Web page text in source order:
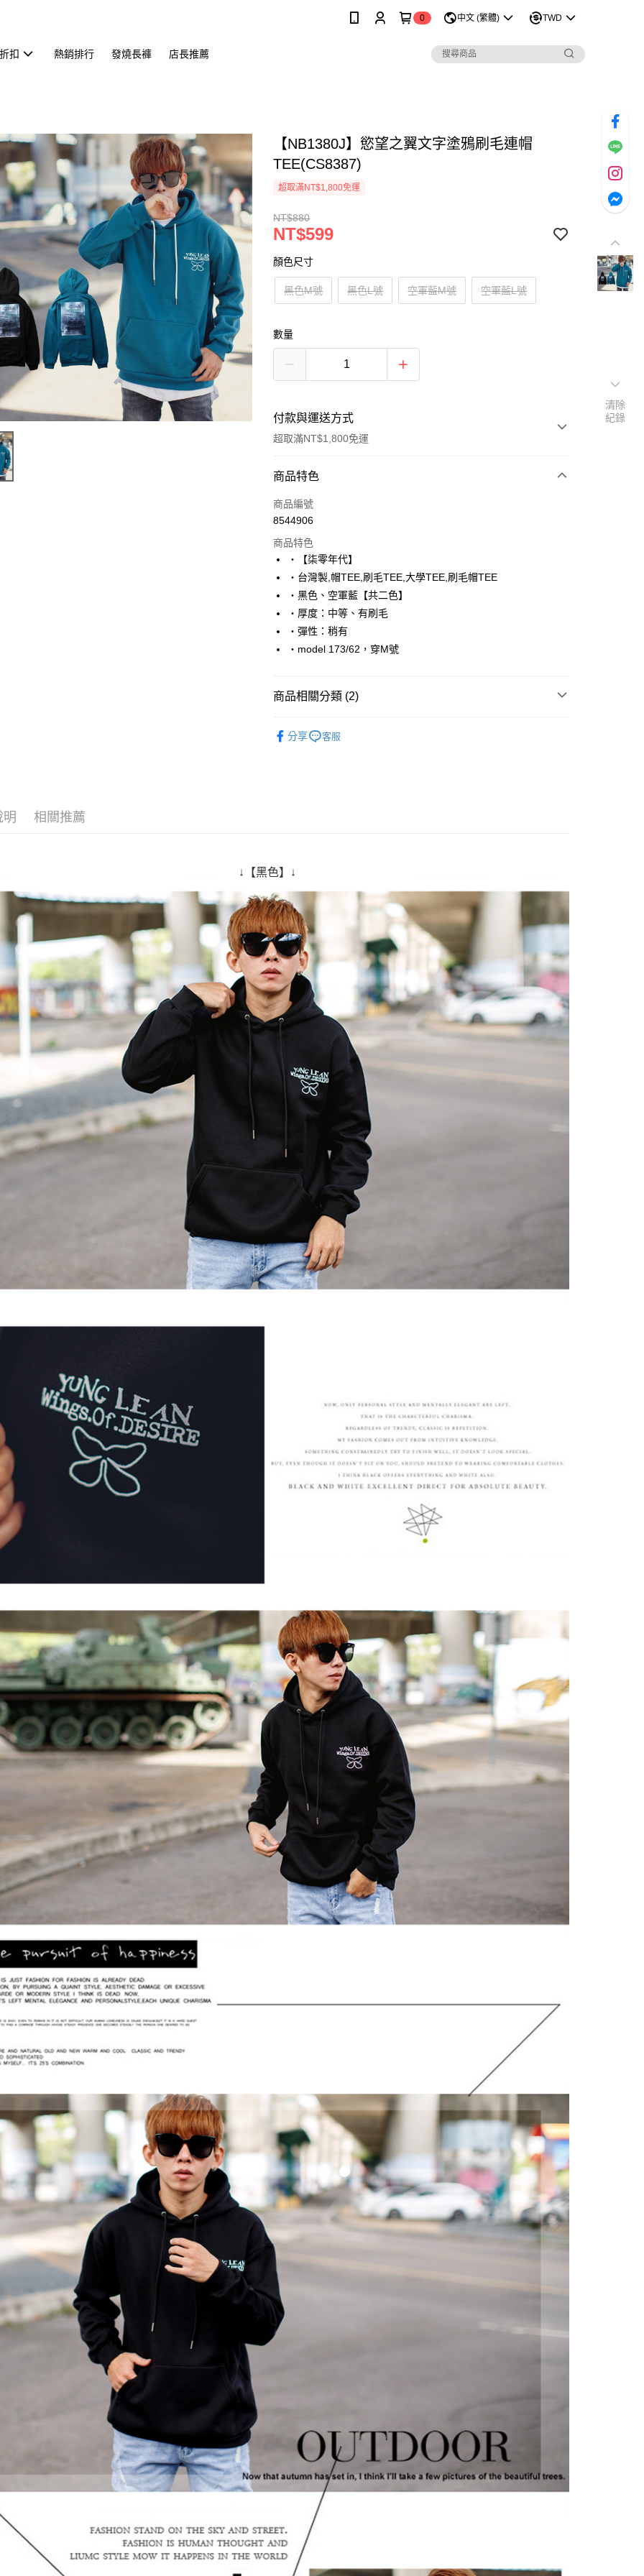
0 中文 (繁體) TWD
扣 熱銷排行 發燒長褲 店長推薦
【NB1380J】慾望之翼文字塗鴉刷毛連帽
TEE(CS8387)
超取滿NT$1,800免運
NT$880
NT$599
顏色尺寸
黑色M號 黑色L號 空軍藍M號 空軍藍L號
數量
付款與運送方式
超取滿NT$1,800免運
付款方式
信用卡一次付款
LINE Pay
Apple Pay
街口支付
悠遊付
AFTEE先享後付
相關說明
AFTEE先享後付是「在收到商品之後才付款」的支付方式。 讓您購物簡單
便利好安心！
／ATM／網路銀行／等多元方式進行付款，方視為交易完成。
絡購買商品的店家。未經商家同意取消之訂單仍視為有效，需透過AFTEE
先享後付繳納相關費用。
※ 交易是否成功請以「AFTEE先享後付 」之結帳頁面顯示為準，若有關於
是否繳費成功／繳費後需取消欲退款等相關疑問，請聯繫「AFTEE先享後
付客戶支援中心」
https://netprotections.freshdesk.com/support/home
【注意事項】
１．透過由恩沛科技股份有限公司提供之「AFTEE先享後付」服務完成之
交易，需依本服務之必要範圍內提供個人資料，並將交易相關給付款項請
求債權轉讓予恩沛科技股份有限公司。
２．關於個人資料處理事宜，請瀏覽以下網址：
https://aftee.tw/terms/#terms3
３．未成年的使用者請事先徵得法定代理人或監護人之同意方可使用
「AFTEE先享後付」，若未經同意申辦者引起之損失，本公司不負相關責
４．使用「AFTEE先享後付」時，將依據個別帳號之用戶狀況，依本公司
即時審查核予不同之上限額度；若仍有額度不足之情形，本公司將視審查
結果請求用戶進行身份認證。
５．嚴禁一人註冊多個帳號或使用他人資訊註冊。若發現惡意使用之情
形，恩沛科技股份有限公司將有權停止該用戶之使用額度並採取法律行
動。
ATM付款
每筆NT$80，滿NT$1,800(含以上)免運費
7-11付款取貨
每筆NT$80，滿NT$1,800(含以上)免運費
先付款後7-11取貨
每筆NT$80，滿NT$1,800(含以上)免運費
宅配
每筆NT$120，滿NT$3,000(含以上)免運費
商品特色
商品編號
8544906
商品特色
‧【柒零年代】
‧台灣製,帽TEE,刷毛TEE,大學TEE,刷毛帽TEE
‧黑色、空軍藍【共二色】
‧厚度：中等、有刷毛
‧彈性：稍有
‧model 173/62，穿M號
商品相關分類 (2)
分享 客服
明 相關推薦
↓【黑色】↓
清除
紀錄